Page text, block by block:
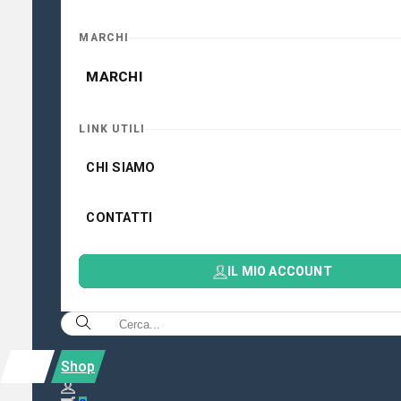
MARCHI
MARCHI
LINK UTILI
CHI SIAMO
CONTATTI
IL MIO ACCOUNT
Shop